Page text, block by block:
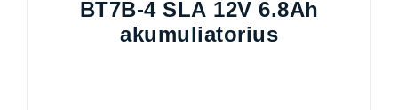
BT7B-4 SLA 12V 6.8Ah
akumuliatorius